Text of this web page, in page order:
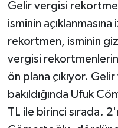
Gelir vergisi
isminin
rekortmen, isminin
vergisi
ön plana çıkıyor.
bakıldığında Ufuk
TL ile birinci sırada.